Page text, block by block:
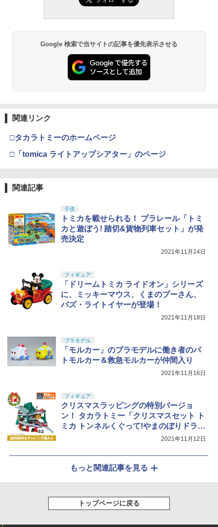
Google 検索で当サイトの記事を優先表示させる
関連リンク
□タカラトミーのホームページ
□「tomica ライトアップシアター」のページ
関連記事
子供
トミカを載せられる！ プラレール「トミ
カと遊ぼう! 踏切&貨物列車セット」が発
売決定
2021年11月24日
フィギュア
「ドリームトミカ ライドオン」シリーズ
に、ミッキーマウス、くまのプーさん、
バズ・ライトイヤーが登場！
2021年11月18日
プラモデル
「モルカー」のプラモデルに働き者のパ
トモルカー＆救急モルカーが仲間入り
2021年11月16日
フィギュア
クリスマスラッピングの特別バージョ
ン！ タカラトミー「クリスマスセット ト
ミカ トンネルくぐって!やまのぼりドライ
2021年11月12日
もっと関連記事を見る
トップページに戻る